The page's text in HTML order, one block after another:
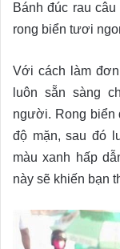
Bánh đúc rau
rong biển tươi
Với cách làm
luôn sẵn sàng
người. Rong biển
độ mặn, sau đó
màu xanh hấp
này sẽ khiến bạn